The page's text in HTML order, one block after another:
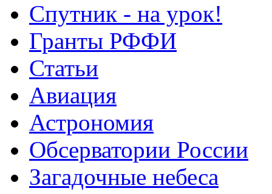
Спутник - на урок!
Гранты РФФИ
Статьи
Авиация
Астрономия
Обсерватории России
Загадочные небеса